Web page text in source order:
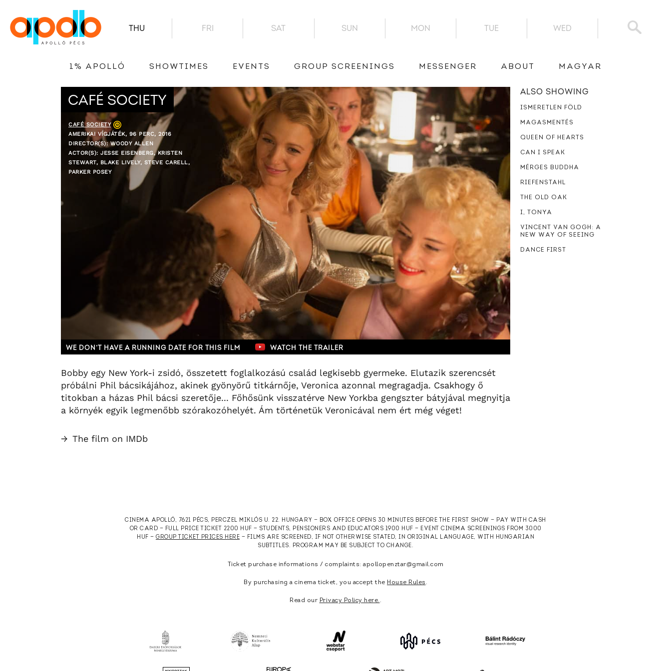
THU FRI SAT SUN MON TUE WED
1% APOLLÓ SHOWTIMES EVENTS GROUP SCREENINGS MESSENGER ABOUT MAGYAR
CAFÉ SOCIETY
CAFÉ SOCIETY
AMERIKAI VÍGJÁTÉK, 96 PERC, 2016
DIRECTOR(S): WOODY ALLEN
ACTOR(S): JESSE EISENBERG, KRISTEN
STEWART, BLAKE LIVELY, STEVE CARELL,
PARKER POSEY
WE DON’T HAVE A RUNNING DATE FOR THIS FILM WATCH THE TRAILER
Bobby egy New York-i zsidó, összetett foglalkozású család legkisebb gyermeke. Elutazik szerencsét
próbálni Phil bácsikájához, akinek gyönyörű titkárnője, Veronica azonnal megragadja. Csakhogy ő
titokban a házas Phil bácsi szeretője... Főhősünk visszatérve New Yorkba gengszter bátyjával megnyitja
a környék egyik legmenőbb szórakozóhelyét. Ám történetük Veronicával nem ért még véget!
→ The film on IMDb
ALSO SHOWING
ISMERETLEN FÖLD
MAGASMENTÉS
QUEEN OF HEARTS
CAN I SPEAK
MÉRGES BUDDHA
RIEFENSTAHL
THE OLD OAK
I, TONYA
VINCENT VAN GOGH: A
NEW WAY OF SEEING
DANCE FIRST
CINEMA APOLLÓ, 7621 PÉCS, PERCZEL MIKLÓS U. 22. HUNGARY — BOX OFFICE OPENS 30 MINUTES BEFORE THE FIRST SHOW — PAY WITH CASH
OR CARD — FULL PRICE TICKET 2200 HUF — STUDENTS, PENSIONERS AND EDUCATORS 1900 HUF — EVENT CINEMA SCREENINGS FROM 3000
HUF — GROUP TICKET PRICES HERE — FILMS ARE SCREENED, IF NOT OTHERWISE STATED, IN ORIGINAL LANGUAGE, WITH HUNGARIAN
SUBTITLES. PROGRAM MAY BE SUBJECT TO CHANGE.
Ticket purchase informations / complaints: apollopenztar@gmail.com
By purchasing a cinema ticket, you accept the House Rules .
Read our Privacy Policy here. .